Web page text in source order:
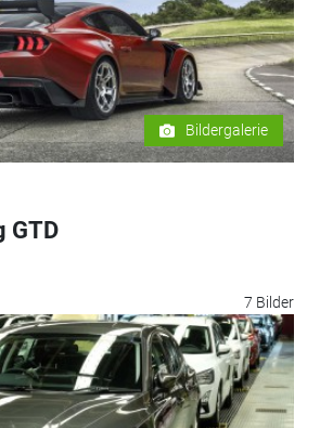
Bildergalerie
GTD
7 Bilder